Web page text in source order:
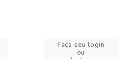
Faça seu login
ou